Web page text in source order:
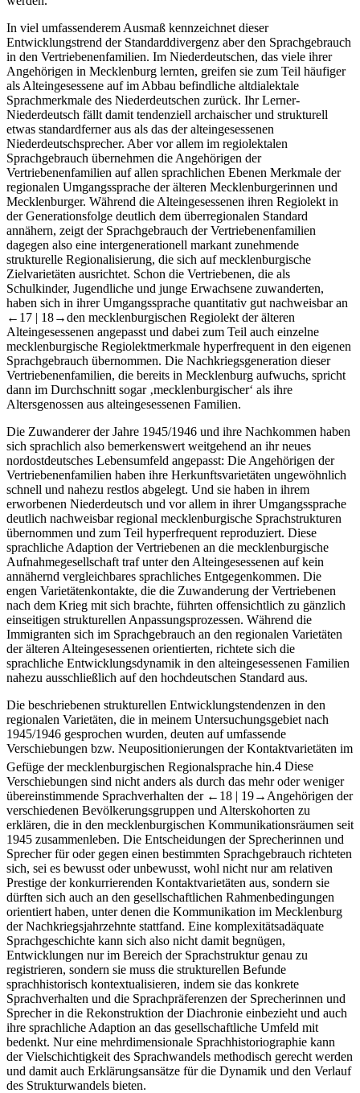
In viel umfassenderem Ausmaß kennzeichnet dieser
Entwicklungstrend der Standarddivergenz aber den Sprachgebrauch
in den Vertriebenenfamilien. Im Niederdeutschen, das viele ihrer
Angehörigen in Mecklenburg lernten, greifen sie zum Teil häufiger
als Alteingesessene auf im Abbau befindliche altdialektale
Sprachmerkmale des Niederdeutschen zurück. Ihr Lerner-
Niederdeutsch fällt damit tendenziell archaischer und strukturell
etwas standardferner aus als das der alteingesessenen
Niederdeutschsprecher. Aber vor allem im regiolektalen
Sprachgebrauch übernehmen die Angehörigen der
Vertriebenenfamilien auf allen sprachlichen Ebenen Merkmale der
regionalen Umgangssprache der älteren Mecklenburgerinnen und
Mecklenburger. Während die Alteingesessenen ihren Regiolekt in
der Generationsfolge deutlich dem überregionalen Standard
annähern, zeigt der Sprachgebrauch der Vertriebenenfamilien
dagegen also eine intergenerationell markant zunehmende
strukturelle Regionalisierung, die sich auf mecklenburgische
Zielvarietäten ausrichtet. Schon die Vertriebenen, die als
Schulkinder, Jugendliche und junge Erwachsene zuwanderten,
haben sich in ihrer Umgangssprache quantitativ gut nachweisbar an
←17 | 18→den mecklenburgischen Regiolekt der älteren
Alteingesessenen angepasst und dabei zum Teil auch einzelne
mecklenburgische Regiolektmerkmale hyperfrequent in den eigenen
Sprachgebrauch übernommen. Die Nachkriegsgeneration dieser
Vertriebenenfamilien, die bereits in Mecklenburg aufwuchs, spricht
dann im Durchschnitt sogar ‚mecklenburgischer‘ als ihre
Altersgenossen aus alteingesessenen Familien.
Die Zuwanderer der Jahre 1945/1946 und ihre Nachkommen haben
sich sprachlich also bemerkenswert weitgehend an ihr neues
nordostdeutsches Lebensumfeld angepasst: Die Angehörigen der
Vertriebenenfamilien haben ihre Herkunftsvarietäten ungewöhnlich
schnell und nahezu restlos abgelegt. Und sie haben in ihrem
erworbenen Niederdeutsch und vor allem in ihrer Umgangssprache
deutlich nachweisbar regional mecklenburgische Sprachstrukturen
übernommen und zum Teil hyperfrequent reproduziert. Diese
sprachliche Adaption der Vertriebenen an die mecklenburgische
Aufnahmegesellschaft traf unter den Alteingesessenen auf kein
annähernd vergleichbares sprachliches Entgegenkommen. Die
engen Varietätenkontakte, die die Zuwanderung der Vertriebenen
nach dem Krieg mit sich brachte, führten offensichtlich zu gänzlich
einseitigen strukturellen Anpassungsprozessen. Während die
Immigranten sich im Sprachgebrauch an den regionalen Varietäten
der älteren Alteingesessenen orientierten, richtete sich die
sprachliche Entwicklungsdynamik in den alteingesessenen Familien
nahezu ausschließlich auf den hochdeutschen Standard aus.
Die beschriebenen strukturellen Entwicklungstendenzen in den
regionalen Varietäten, die in meinem Untersuchungsgebiet nach
1945/1946 gesprochen wurden, deuten auf umfassende
Verschiebungen bzw. Neupositionierungen der Kontaktvarietäten im
Gefüge der mecklenburgischen Regionalsprache hin.4 Diese
Verschiebungen sind nicht anders als durch das mehr oder weniger
übereinstimmende Sprachverhalten der ←18 | 19→ Angehörigen der
verschiedenen Bevölkerungsgruppen und Alterskohorten zu
erklären, die in den mecklenburgischen Kommunikationsräumen seit
1945 zusammenleben. Die Entscheidungen der Sprecherinnen und
Sprecher für oder gegen einen bestimmten Sprachgebrauch richteten
sich, sei es bewusst oder unbewusst, wohl nicht nur am relativen
Prestige der konkurrierenden Kontaktvarietäten aus, sondern sie
dürften sich auch an den gesellschaftlichen Rahmenbedingungen
orientiert haben, unter denen die Kommunikation im Mecklenburg
der Nachkriegsjahrzehnte stattfand. Eine komplexitätsadäquate
Sprachgeschichte kann sich also nicht damit begnügen,
Entwicklungen nur im Bereich der Sprachstruktur genau zu
registrieren, sondern sie muss die strukturellen Befunde
sprachhistorisch kontextualisieren, indem sie das konkrete
Sprachverhalten und die Sprachpräferenzen der Sprecherinnen und
Sprecher in die Rekonstruktion der Diachronie einbezieht und auch
ihre sprachliche Adaption an das gesellschaftliche Umfeld mit
bedenkt. Nur eine mehrdimensionale Sprachhistoriographie kann
der Vielschichtigkeit des Sprachwandels methodisch gerecht werden
und damit auch Erklärungsansätze für die Dynamik und den Verlauf
des Strukturwandels bieten.